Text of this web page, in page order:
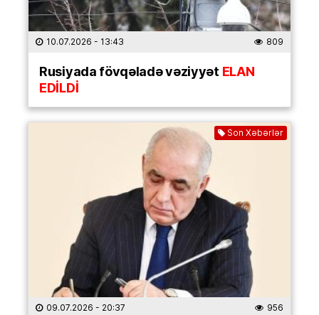
10.07.2026 - 13:43 809
Rusiyada fövqəladə vəziyyət ELAN
EDİLDİ
Son Xəbərlər
09.07.2026 - 20:37 956